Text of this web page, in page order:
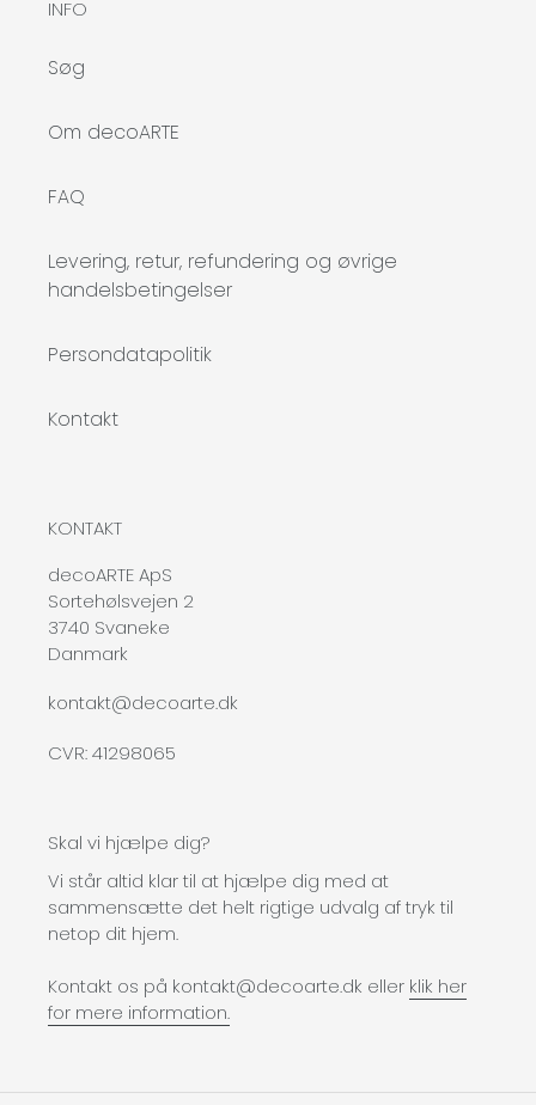
INFO
Søg
Om decoARTE
FAQ
Levering, retur, refundering og øvrige
handelsbetingelser
Persondatapolitik
Kontakt
KONTAKT
decoARTE ApS
Sortehølsvejen 2
3740 Svaneke
Danmark
kontakt@decoarte.dk
CVR: 41298065
Skal vi hjælpe dig?
Vi står altid klar til at hjælpe dig med at
sammensætte det helt rigtige udvalg af tryk til
netop dit hjem.
Kontakt os på kontakt@decoarte.dk eller klik her
for mere information.